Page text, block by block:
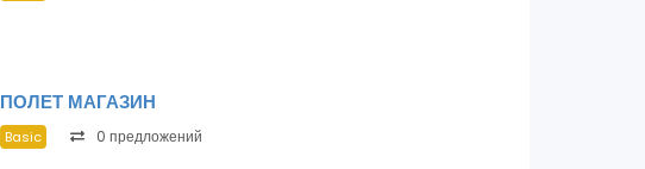
ПОЛЕТ МАГАЗИН
Basic 0 предложений